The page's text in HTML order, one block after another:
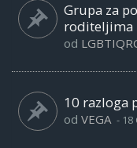
Grupa za
roditeljima
od
10 razloga
od VEGA - 18